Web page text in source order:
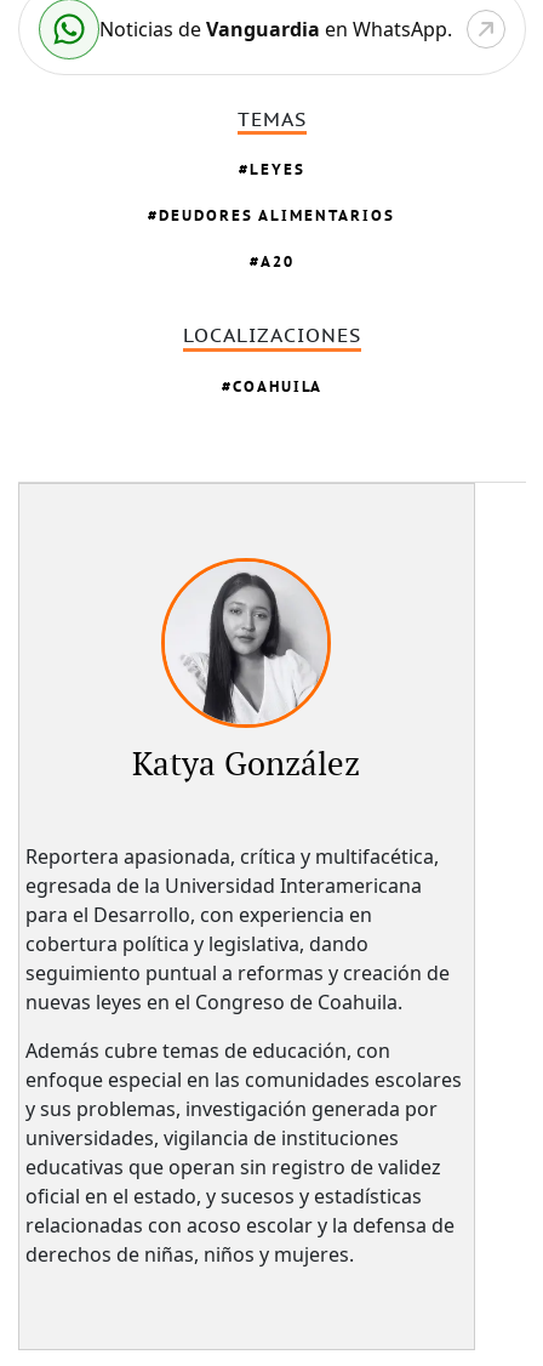
Noticias deVanguardia en WhatsApp.
TEMAS
LEYES
DEUDORES ALIMENTARIOS
A20
LOCALIZACIONES
COAHUILA
Katya González
Reportera apasionada, crítica y multifacética,
egresada de la Universidad Interamericana
para el Desarrollo, con experiencia en
cobertura política y legislativa, dando
seguimiento puntual a reformas y creación de
nuevas leyes en el Congreso de Coahuila.
Además cubre temas de educación, con
enfoque especial en las comunidades escolares
y sus problemas, investigación generada por
universidades, vigilancia de instituciones
educativas que operan sin registro de validez
oficial en el estado, y sucesos y estadísticas
relacionadas con acoso escolar y la defensa de
derechos de niñas, niños y mujeres.